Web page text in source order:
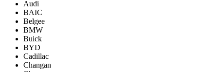
Audi
BAIC
Belgee
BMW
Buick
BYD
Cadillac
Changan